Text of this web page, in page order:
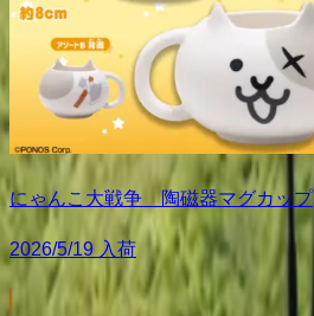
にゃんこ大戦争 陶磁器マグカップ
2026/5/19 入荷